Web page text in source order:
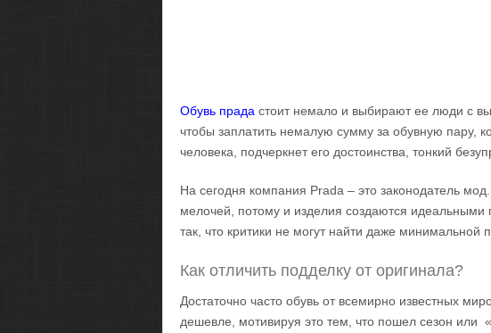
Обувь прада стоит немало и выбирают ее люди с
чтобы заплатить немалую сумму за обувную пару,
человека, подчеркнет его достоинства, тонкий
На сегодня компания Prada – это законодатель
мелочей, потому и изделия создаются идеальными
так, что критики не могут найти даже минимальной
Как отличить подделку от оригинала?
Достаточно часто обувь от всемирно известных
дешевле, мотивируя это тем, что пошел сезон или